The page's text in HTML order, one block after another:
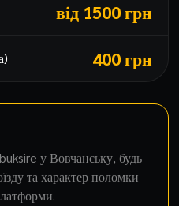
від 1500 грн
400 грн
у Вовчанську, будь
та характер поломки